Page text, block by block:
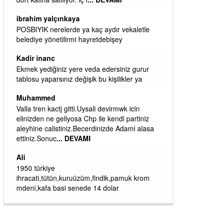
başkanım seni belediye başkanlığında da
görmek isteriz senin ereyliye katkın çok oldu
daha da olacaktır
ibrahim yalçınkaya
qaasvalt kansorejen madde mahalle aralarında
asvalt döke döke kaldırımlar ana yoldan
basacak ma... DEVAMI
ibrahim yalçınkaya
kemer mezarlık altı CİĞİRLİK deniz kenarına
giden yola gelin EREĞLİ BELEDİYESİ o
CÖBEKOĞLU
ibogemici
yaz geldi layyy layyy layy lom festivalleri
diyoruz ağacum yaz konserleri diyor